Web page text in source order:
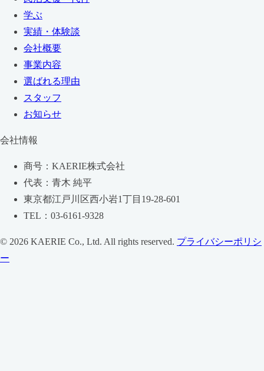
学ぶ
実績・体験談
会社概要
事業内容
選ばれる理由
スタッフ
お知らせ
会社情報
商号：KAERIE株式会社
代表：青木 純平
東京都江戸川区西小岩1丁目19-28-601
TEL：03-6161-9328
© 2026 KAERIE Co., Ltd. All rights reserved. プライバシーポリシ
ー